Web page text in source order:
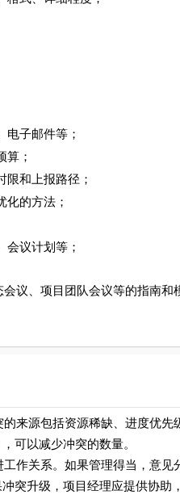
子邮件等；
；
和上报路径；
的方法；
议计划等；
、项目团队会议等的指南和
源包括资源稀缺、进度优先
可以减少冲突的数量。
关系。如果管理得当，意见
突升级，项目经理应提供协